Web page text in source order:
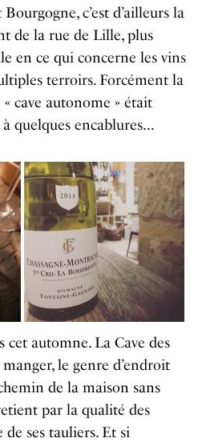
c’est d’ailleurs la
de la rue de Lille, plus
en ce qui concerne les vins
terroirs. Forcément la
cave autonome » était
quelques encablures…
cet automne. La Cave des
le genre d’endroit
de la maison sans
par la qualité des
ses tauliers. Et si